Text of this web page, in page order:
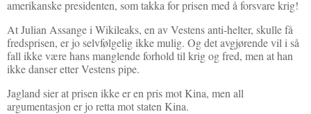
amerikanske presidenten, som takka for prisen med å forsvare krig!
At Julian Assange i Wikileaks, en av Vestens anti-helter, skulle få
fredsprisen, er jo selvfølgelig ikke mulig. Og det avgjørende vil i så
fall ikke være hans manglende forhold til krig og fred, men at han
ikke danser etter Vestens pipe.
Jagland sier at prisen ikke er en pris mot Kina, men all
argumentasjon er jo retta mot staten Kina.